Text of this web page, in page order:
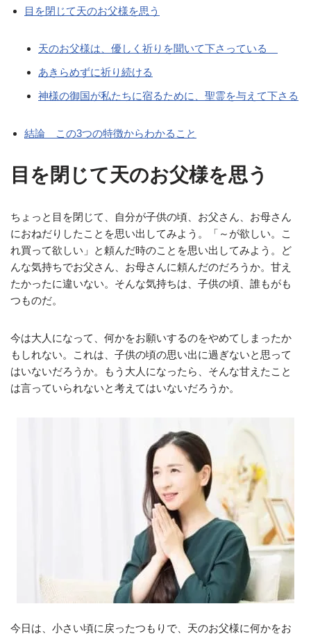
目を閉じて天のお父様を思う
天のお父様は、優しく祈りを聞いて下さっている
あきらめずに祈り続ける
神様の御国が私たちに宿るために、聖霊を与えて下さる
結論 この3つの特徴からわかること
目を閉じて天のお父様を思う
ちょっと目を閉じて、自分が子供の頃、お父さん、お母さん
におねだりしたことを思い出してみよう。「～が欲しい。こ
れ買って欲しい」と頼んだ時のことを思い出してみよう。ど
んな気持ちでお父さん、お母さんに頼んだのだろうか。甘え
たかったに違いない。そんな気持ちは、子供の頃、誰もがも
つものだ。
今は大人になって、何かをお願いするのをやめてしまったか
もしれない。これは、子供の頃の思い出に過ぎないと思って
はいないだろうか。もう大人になったら、そんな甘えたこと
は言っていられないと考えてはいないだろうか。
今日は、小さい頃に戻ったつもりで、天のお父様に何かをお